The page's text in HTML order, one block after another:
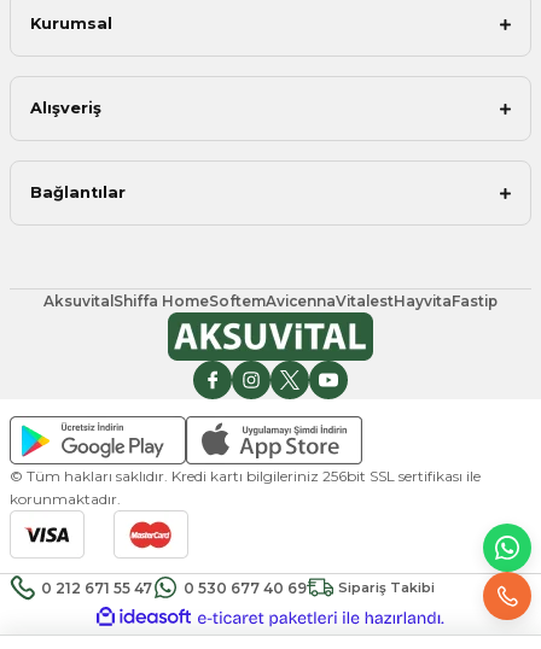
Kurumsal
Alışveriş
Bağlantılar
Aksuvital Shiffa HomeSoftemAvicennaVitalestHayvitaFastip
© Tüm hakları saklıdır. Kredi kartı bilgileriniz 256bit SSL sertifikası ile
korunmaktadır.
0 212 671 55 47 0 530 677 40 69 Sipariş Takibi
ideasoft
e-
ticaret
hazırlandı.